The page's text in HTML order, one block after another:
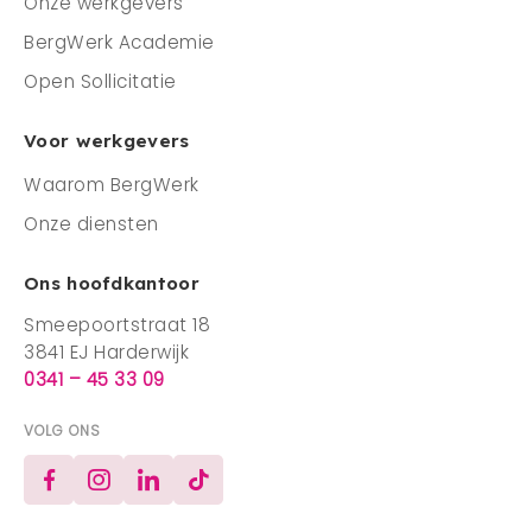
BergWerk Academie
Open Sollicitatie
Voor werkgevers
Waarom BergWerk
Onze diensten
Ons hoofdkantoor
Smeepoortstraat 18
3841 EJ Harderwijk
0341 – 45 33 09
VOLG ONS
FacebookInstagram
LinkedIn
TikTok